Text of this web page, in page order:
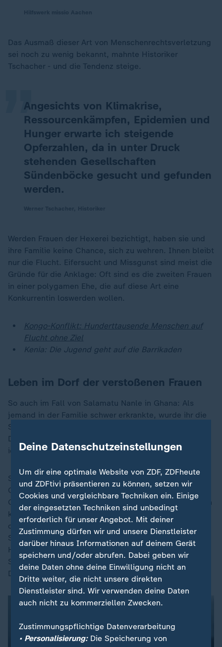
Das Ausmaß dieser Art von Menschenrechtsverletzung
sei noch zu wenig bekannt, mahnte Historiker
Tschacher - und die Tendenz steige.
Angesichts von Klimakrise,
Ressourcenkämpfen, Epidemien und
Hunger erwarte ich steigende
Opferzahlen, da in unter Druck
stehenden Gesellschaften
Sündenböcke gesucht und gefunden
werden.
„
Werden Frauen der Hexerei bezichtigt, haben sie und
ihre Familie keine Chance, sich zu wehren. Ihnen bleibt
nur die Flucht. Eifersucht und Missgunst sind meist die
Gründe für die Anklage: Oft sind es die zweiten Frauen
in einer polygamen Ehe, die auf diese Art eine
Konkurrentin loswerden wollen.
Kongo-Konflikt: Hunderttausende Menschen auf
Flucht ohne Ziel
Kenia: Die Jugend geht auf die Barrikaden
Leben im Dorf der verstoßenen Frauen
So auch im Fall von Salamatu Nanle in Ghana: Als
jemand in der Familie schwer erkrankte, wurde ihr die
Schuld gegeben. "Die Männer und Frauen aus dem
Dorf schlugen auf mich ein, obwohl sie wussten, dass
ich schwanger war."
Sie floh vor gut zwölf Jahren, das Baby kam im einem
Camp im Norden des Landes zur Welt. Das Camp
Gushiegu wird "Camp der alten Frauen" genannt, ist in
keiner Landkarte verzeichnet und schwer zu finden. In
dem Dorf mit Lehmhütten zwischen Maisfeldern und
Sojaplantagen leben rund 90 Frauen und eine
Handvoll Kinder. Die Frauen sind nicht freiwillig hier:
Sie alle wurden als Hexen beschuldigt und aus ihren
Dörfern vertrieben.
Deine Datenschutzeinstellungen
Um dir eine optimale Website von ZDF, ZDFheute
und ZDFtivi präsentieren zu können, setzen wir
Cookies und vergleichbare Techniken ein. Einige
der eingesetzten Techniken sind unbedingt
erforderlich für unser Angebot. Mit deiner
Zustimmung dürfen wir und unsere Dienstleister
darüber hinaus Informationen auf deinem Gerät
speichern und/oder abrufen. Dabei geben wir
deine Daten ohne deine Einwilligung nicht an
Dritte weiter, die nicht unsere direkten
Dienstleister sind. Wir verwenden deine Daten
auch nicht zu kommerziellen Zwecken.
Zustimmungspflichtige Datenverarbeitung
• Personalisierung:Die Speicherung von